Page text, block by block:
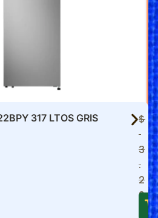
317 LTOS GRIS $
3
.
2
9